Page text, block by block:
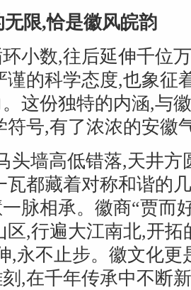
限,恰是徽风皖韵
小数,往后延伸千位
谨的科学态度,也象征
这份独特的内涵,与
符号,有了浓浓的安徽
头墙高低错落,天井方
瓦都藏着对称和谐的
脉相承。徽商“贾而
区,行遍大江南北,开拓
,永不止步。徽文化更
,在千年传承中不断